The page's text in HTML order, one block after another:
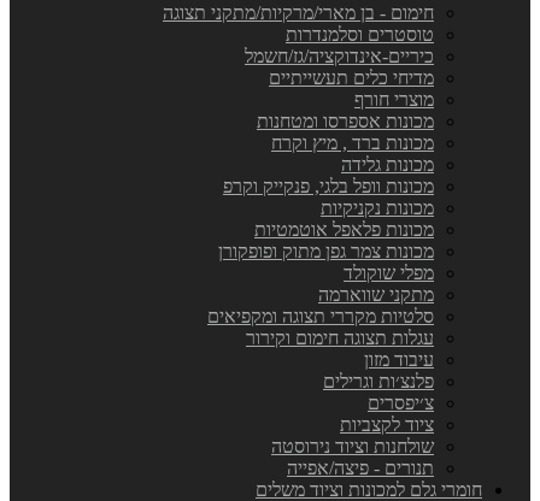
חימום - בן מארי/מרקיות/מתקני תצוגה
טוסטרים וסלמנדרות
כיריים-אינדוקציה/גז/חשמל
מדיחי כלים תעשייתיים
מוצרי חורף
מכונות אספרסו ומטחנות
מכונות ברד , מיץ וקרח
מכונות גלידה
מכונות וופל בלגי, פנקייק וקרפ
מכונות נקניקיות
מכונות פלאפל אוטמטיות
מכונות צמר גפן מתוק ופופקורן
מפלי שוקולד
מתקני שווארמה
סלטיות מקררי תצוגה ומקפיאים
עגלות תצוגה חימום וקירור
עיבוד מזון
פלנצ׳ות וגרילים
צ׳יפסרים
ציוד לקצביות
שולחנות וציוד נירוסטה
תנורים - פיצה/אפייה
חומרי גלם למכונות וציוד משלים